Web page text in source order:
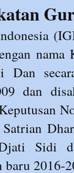
Dan
dan
Sidi
baru 2016-